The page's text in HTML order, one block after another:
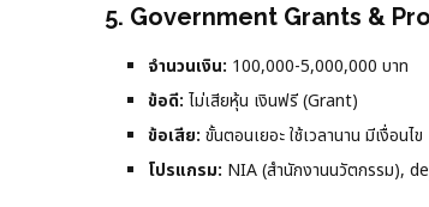
5. Government Grants &
จำนวนเงิน: 100,000-5,000,000 บาท
ข้อดี: ไม่เสียหุ้น เงินฟรี (Grant)
ข้อเสีย: ขั้นตอนเยอะ ใช้เวลานาน มีเงื่อนไข
โปรแกรม: NIA (สำนักงานนวัตกรรม),